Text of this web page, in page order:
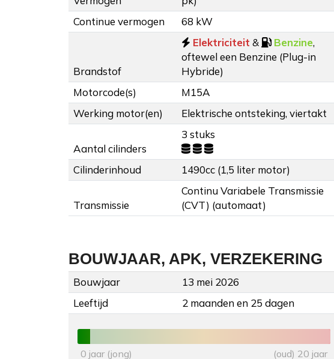
Continue vermogen
68 kW
Brandstof
Elektriciteit & Benzine,
oftewel een Benzine (Plug-in
Hybride)
Motorcode(s)
M15A
Werking motor(en)
Elektrische ontsteking, viertakt
Aantal cilinders
3 stuks
Cilinderinhoud 1490cc (1,5 liter motor)
Transmissie
Continu Variabele Transmissie
(CVT) (automaat)
BOUWJAAR, APK, VERZEKERING
Bouwjaar
13 mei 2026
Leeftijd
2 maanden en 25 dagen
0 jaar (jong) (oud) 20 jaar